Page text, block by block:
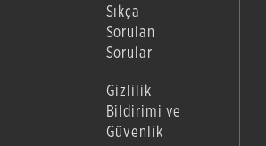
Sıkça
Sorulan
Sorular
Gizlilik
Bildirimi ve
Güvenlik